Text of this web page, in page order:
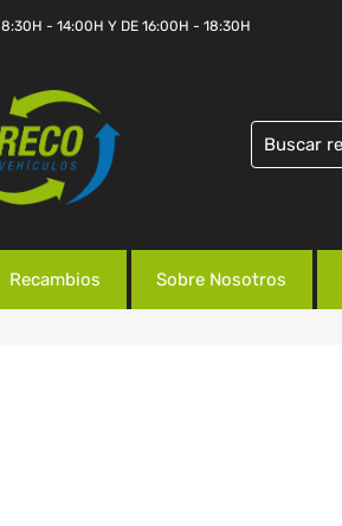
8:30H - 14:00H Y DE 16:00H - 18:30H
Recambios Sobre Nosotros